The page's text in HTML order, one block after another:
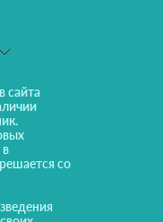
сайта
со